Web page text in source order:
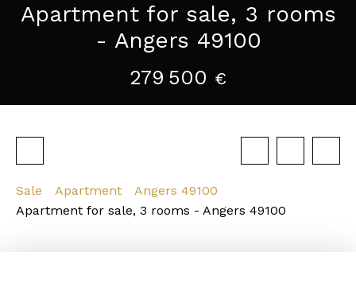
Apartment for sale, 3 rooms
- Angers 49100
279 500 €
Sale Apartment
Angers 49100
Apartment for sale, 3 rooms - Angers 49100